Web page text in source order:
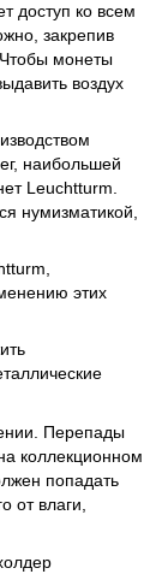
доступ ко всем
закрепив
монеты
воздух
наибольшей
Leuchtturm.
нумизматикой,
этих
Перепады
коллекционном
попадать
от влаги,